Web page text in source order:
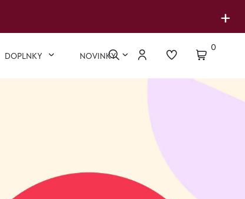
+
DOPLNKY NOVINKY
0